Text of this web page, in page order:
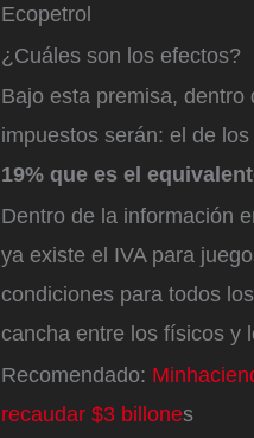
Ecopetrol
¿Cuáles son los efectos?
Bajo esta premisa,
impuestos serán: el de
19% que es el
Dentro de la información
ya existe el IVA para
condiciones para todos
cancha entre los físicos y
Recomendado:
recaudar $3 billones